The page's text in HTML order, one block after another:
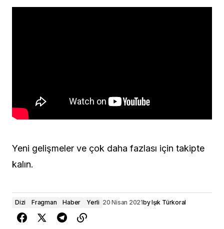
Yeni gelişmeler ve çok daha fazlası için takipte
kalın.
Dizi Fragman Haber Yerli 20 Nisan 2021byIşık Türkoral